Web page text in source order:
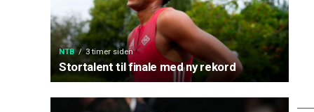
NTB 3 timer siden
Stortalent til finale med ny rekord